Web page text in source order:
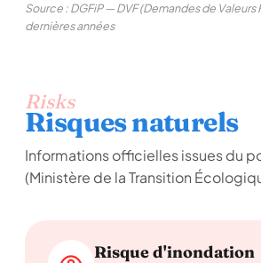
Source : DGFiP — DVF (Demandes de Valeurs
dernières années
Risks
Risques naturels
Informations officielles issues du
(Ministère de la Transition
Risque d'inondation